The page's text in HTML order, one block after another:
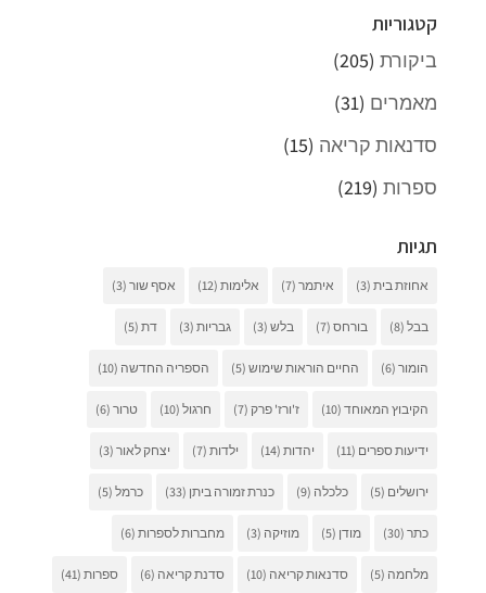
קטגוריות
ביקורת(205)
מאמרים (31)
סדנאות קריאה (15)
ספרות(219)
תגיות
אחוזת בית(3) איתמר(7) אלימות(12) אסף שור(3)
בבל(8) בורחס(7) בלש(3) גבריות(3) דת(5)
הומור(6) החיים הוראות שימוש(5) הספריה החדשה (10)
הקיבוץ המאוחד(10) ז'ורז' פרק(7) חרגול(10) טרור(6)
ידיעות ספרים (11) יהדות(14) ילדות(7) יצחק לאור(3)
ירושלים (5) כלכלה (9) כנרת זמורה ביתן (33) כרמל(5)
כתר(30) מודן (5) מוזיקה (3) מחברות לספרות(6)
מלחמה (5) סדנאות קריאה (10) סדנת קריאה (6) ספרות(41)